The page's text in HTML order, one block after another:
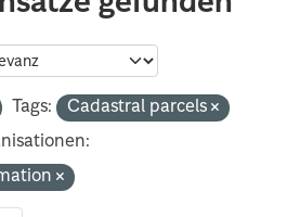
Tags:
Cadastral parcels